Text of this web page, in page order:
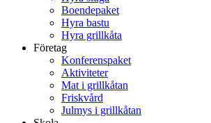
Boendepaket
Hyra bastu
Hyra grillkåta
Företag
Konferenspaket
Aktiviteter
Mat i grillkåtan
Friskvård
Julmys i grillkåtan